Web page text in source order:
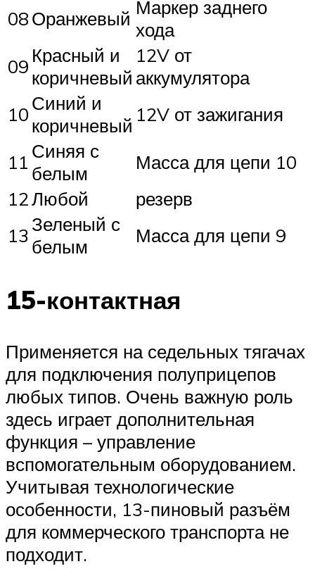
08Оранжевый Маркер заднего
хода
09 Красный и
коричневый
12V от
аккумулятора
10Синий и
коричневый 12V от зажигания
11 Синяя с
белым
Масса для цепи 10
12Любой
резерв
13 Зеленый с
белым
Масса для цепи 9
15-контактная
Применяется на седельных тягачах
для подключения полуприцепов
любых типов. Очень важную роль
здесь играет дополнительная
функция – управление
вспомогательным оборудованием.
Учитывая технологические
особенности, 13-пиновый разъём
для коммерческого транспорта не
подходит.